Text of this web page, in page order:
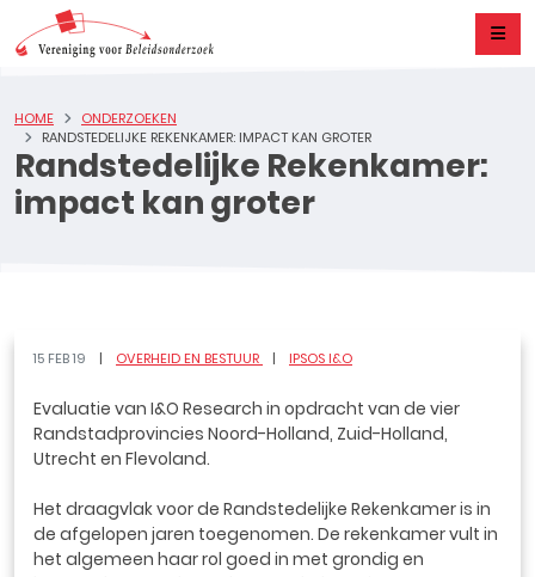
Randstedelijke Rekenkamer:
impact kan groter
HOME
ONDERZOEKEN
RANDSTEDELIJKE REKENKAMER: IMPACT KAN GROTER
15 FEB 19 OVERHEID EN BESTUUR IPSOS I&O
Evaluatie van I&O Research in opdracht van de vier
Randstadprovincies Noord-Holland, Zuid-Holland,
Utrecht en Flevoland.
Het draagvlak voor de Randstedelijke Rekenkamer is in
de afgelopen jaren toegenomen. De rekenkamer vult in
het algemeen haar rol goed in met grondig en